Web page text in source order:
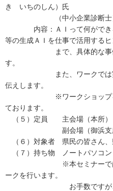
き いちのしん）氏
（中小企業診断士
内容：ＡＩって何ができる
等の生成ＡＩを仕事で活用するヒ
まで、具体的な事例を交
す。
また、ワークでは実際に
伝えします。
※ワークショップを織り
ております。
（５）定員 主会場（本所）
副会場（御浜支所）：
（６）対象者 県民の皆さん、
（７）持ち物 ノートパソコン
※本セミナーではパソ
ークを行います。
お手数ですが、Wi-Fi